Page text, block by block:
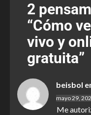
2
“Cómo
vivo y
gratuita”
beisbol
mayo 29,
Me